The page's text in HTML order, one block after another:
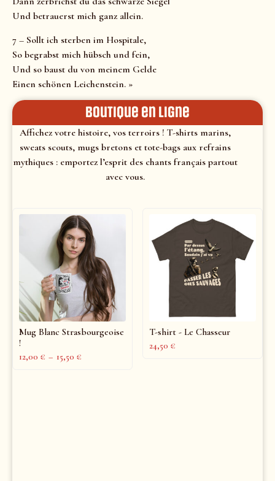
Und betrauerst mich ganz allein.
7 – Sollt ich sterben im Hospitale,
So begrabst mich hübsch und fein,
Und so baust du von meinem Gelde
Einen schönen Leichenstein. »
Boutique en ligne
Affichez votre histoire, vos terroirs ! T-shirts marins,
sweats scouts, mugs bretons et tote-bags aux refrains
mythiques : emportez l’esprit des chants français partout
avec vous.
Mug Blanc Strasbourgeoise
!
12,00 € – 15,50 €
T-shirt - Le Chasseur
24,50 €